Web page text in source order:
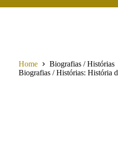
Home Biografias / Histórias
Biografias / Histórias História